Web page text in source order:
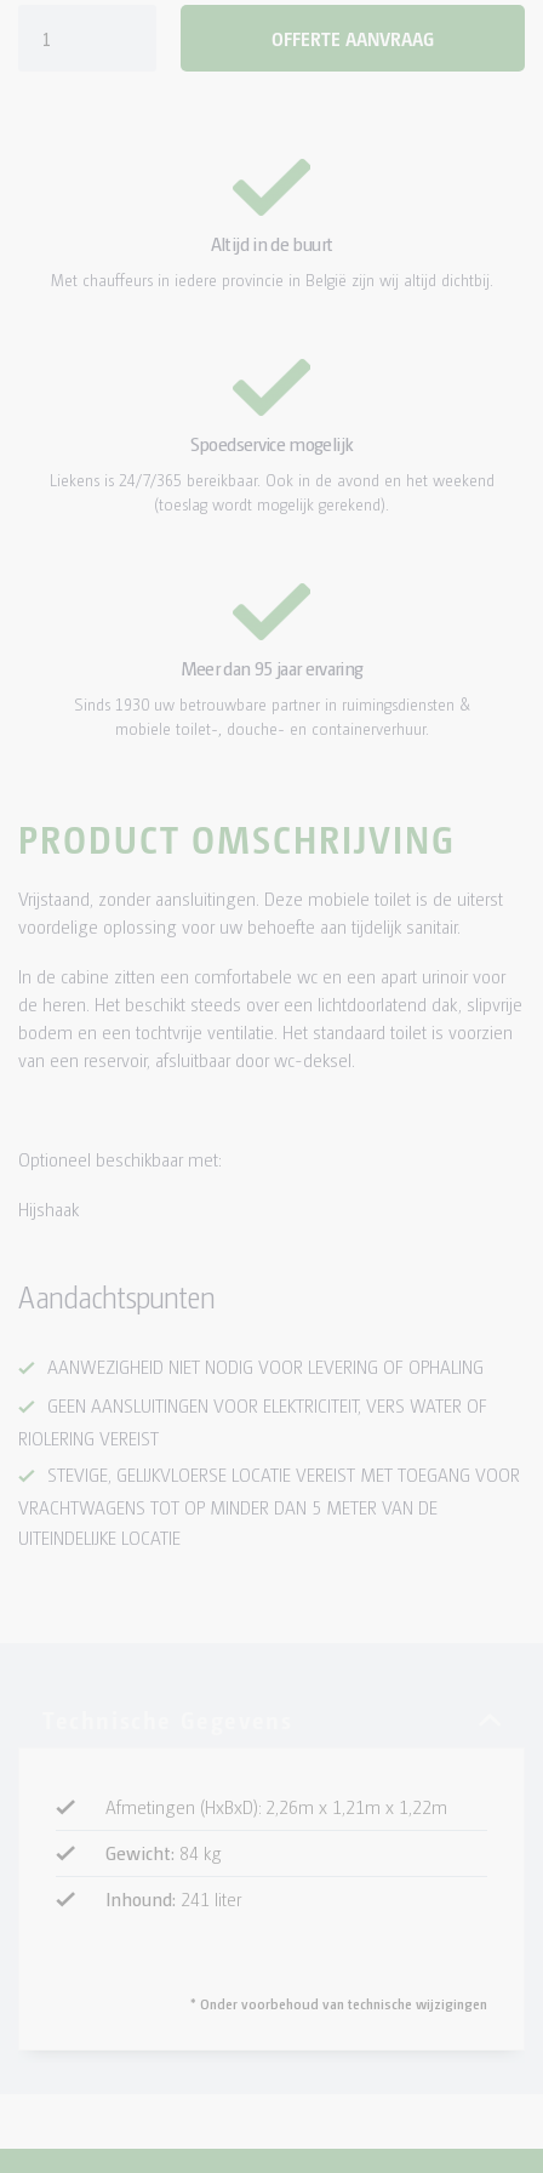
DOUCHECONTAINER KLEIN
DOUCHECONTAINER MIDDEL
TOILETWAGEN DUO
OFFERTE AANVRAAG
Altijd in de buurt
Met chauffeurs in iedere provincie in België zijn wij altijd dichtbij.
Spoedservice mogelijk
Liekens is 24/7/365 bereikbaar. Ook in de avond en het weekend
(toeslag wordt mogelijk gerekend).
Meer dan 95 jaar ervaring
Sinds 1930 uw betrouwbare partner in ruimingsdiensten &
mobiele toilet-, douche- en containerverhuur.
PRODUCT OMSCHRIJVING
Vrijstaand, zonder aansluitingen. Deze mobiele toilet is de uiterst
voordelige oplossing voor uw behoefte aan tijdelijk sanitair.
In de cabine zitten een comfortabele wc en een apart urinoir voor
de heren. Het beschikt steeds over een lichtdoorlatend dak, slipvrije
bodem en een tochtvrije ventilatie. Het standaard toilet is voorzien
van een reservoir, afsluitbaar door wc-deksel.
Optioneel beschikbaar met:
Hijshaak
Aandachtspunten
AANWEZIGHEID NIET NODIG VOOR LEVERING OF OPHALING
GEEN AANSLUITINGEN VOOR ELEKTRICITEIT, VERS WATER OF
RIOLERING VEREIST
STEVIGE, GELIJKVLOERSE LOCATIE VEREIST MET TOEGANG VOOR
VRACHTWAGENS TOT OP MINDER DAN 5 METER VAN DE
UITEINDELIJKE LOCATIE
Afmetingen (HxBxD): 2,26m x 1,21m x 1,22m
Gewicht: 84 kg
Inhound: 241 liter
* Onder voorbehoud van technische wijzigingen